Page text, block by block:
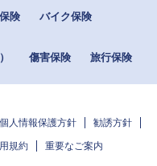
険 バイク保険
傷害保険 旅行保険
個人情報保護方針 勧誘方針
規約 重要なご案内